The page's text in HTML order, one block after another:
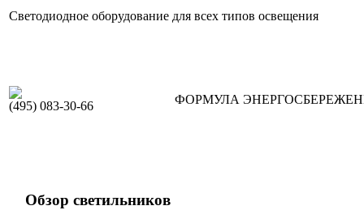
Светодиодное оборудование для всех типов освещения
(495) 083-30-66 ФОРМУЛА
Обзор светильников